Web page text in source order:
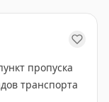
пропуска
транспорта